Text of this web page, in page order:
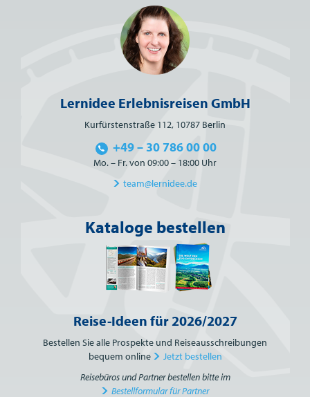
Lernidee Erlebnisreisen GmbH
Kurfürstenstraße 112, 10787 Berlin
+49 – 30 786 00 00
Mo. – Fr. von 09:00 – 18:00 Uhr
team@lernidee.de
Kataloge bestellen
Reise-Ideen für 2026/2027
Bestellen Sie alle Prospekte und Reiseausschreibungen
bequem online
Jetzt bestellen
Reisebüros und Partner bestellen bitte im
Bestellformular für Partner